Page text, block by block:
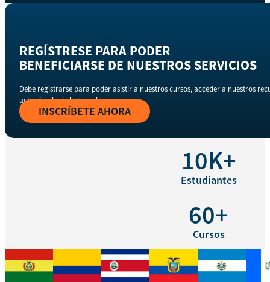
REGÍSTRESE PARA PODER
BENEFICIARSE DE NUESTROS SERVICIOS
Debe registrarse para poder asistir a nuestros cursos, acceder a nuestros
actualizada de la Escuela.
INSCRÍBETE AHORA
10K+
Estudiantes
60+
Cursos